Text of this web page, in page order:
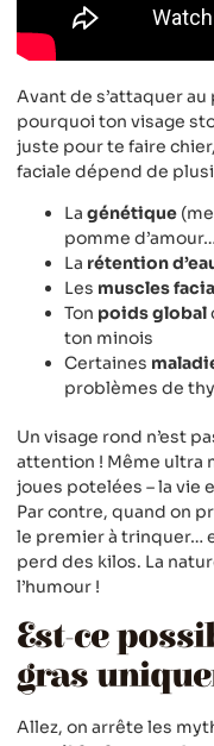
Avant de s’attaquer
pourquoi ton visage
juste pour te faire
faciale dépend de
La génétique
pomme
La rétention
Les muscles
Ton poids global
ton minois
Certaines
problèmes de
Un visage rond n’est
attention ! Même ultra
joues potelées – la vie
Par contre, quand on
le premier à trinquer…
perd des kilos. La
l’humour !
Est-ce
gras
Allez, on arrête les